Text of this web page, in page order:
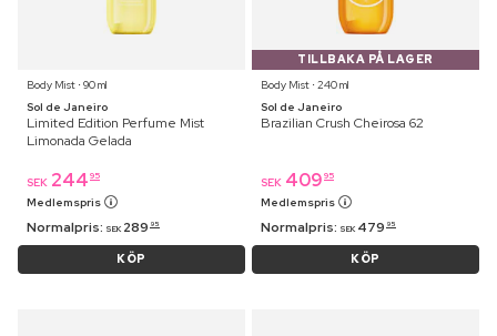
Body Mist ⋅ 90 ml
Sol de Janeiro
Limited Edition Perfume Mist
Limonada Gelada
SEK 244 95
Medlemspris
Normalpris: SEK 289 95
KÖP
TILLBAKA PÅ LAGER
Body Mist ⋅ 240 ml
Sol de Janeiro
Brazilian Crush Cheirosa 62
SEK 409 95
Medlemspris
Normalpris: SEK 479 95
KÖP